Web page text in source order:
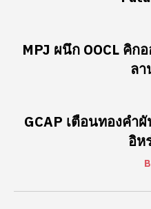
MPJ ผนึก OOCL คิก
ล
GCAP เตือนทองคำ
อิห